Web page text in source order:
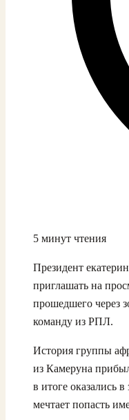
5 минут чтения
Президент
приглашать на
прошедшего через
команду из РПЛ.
История группы
из Камеруна
в итоге оказались
мечтает попасть